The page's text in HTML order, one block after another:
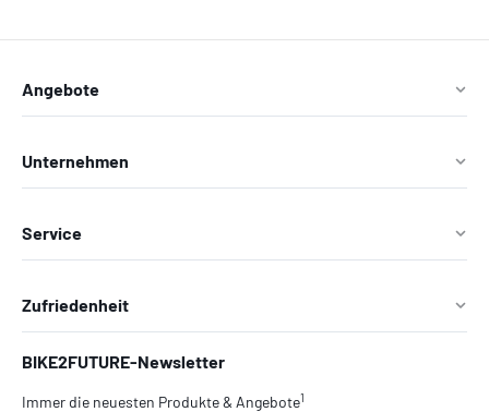
Angebote
Unternehmen
Service
Zufriedenheit
BIKE2FUTURE-Newsletter
Immer die neuesten Produkte & Angebote1